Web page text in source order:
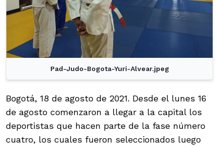
Pad-Judo-Bogota-Yuri-Alvear.jpeg
Bogotá, 18 de agosto de 2021. Desde el lunes 16
de agosto comenzaron a llegar a la capital los
deportistas que hacen parte de la fase número
cuatro, los cuales fueron seleccionados luego